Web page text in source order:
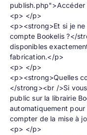
<p> </p>
<p><strong>Et si je
compte Bookelis ?</
disponibles
fabrication.</p>
<p> </p>
<p><strong>Quelles
</strong><br />Si
public sur la librairie
automatiquement
compter de la mise à
<p> </p>